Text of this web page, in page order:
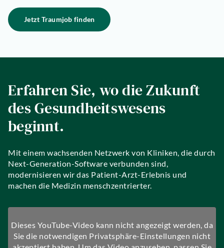
Jetzt Traumjob finden
Erfahren Sie, wo die Zukunft
des Gesundheitswesens
beginnt.
Mit einem wachsenden Netzwerk von Kliniken, die durch
Next-Generation-Software verbunden sind,
modernisieren wir das Patient-Arzt-Erlebnis und
machen die Medizin menschzentrierter.
Dieses YouTube-Video kann nicht angezeigt werden, da
Sie die notwendigen Privatsphäre-Einstellungen nicht